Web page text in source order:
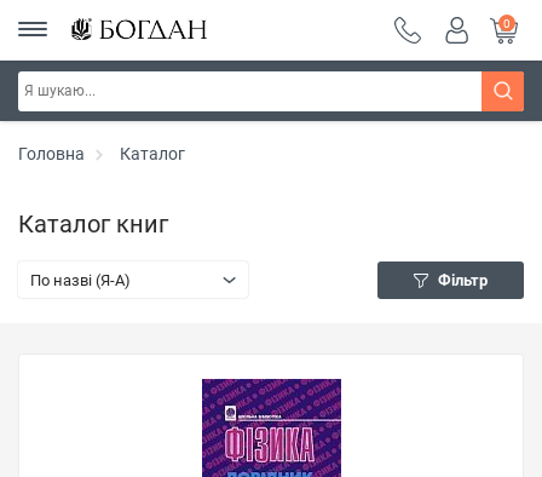
0
Головна Каталог
Каталог книг
По назві (Я-А) Фільтр